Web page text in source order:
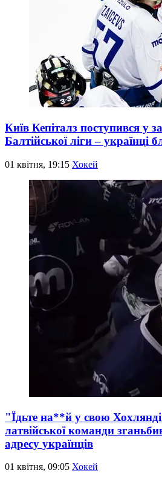
Київ Кепіталз поступився у
Балтійської ліги – українці
01 квітня, 19:15 Хокей
"Їдьте на**й у свою
латвійської команди
адресу українців
01 квітня, 09:05 Хокей